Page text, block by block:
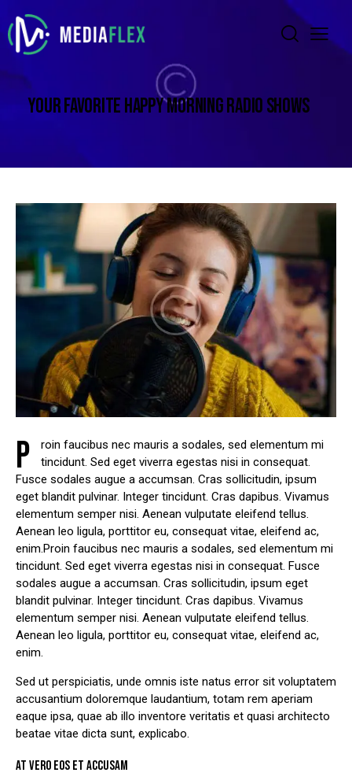
YOUR FAVORITE HAPPY MORNING RADIO SHOWS
P
roin faucibus nec mauris a sodales, sed elementum mi
tincidunt. Sed eget viverra egestas nisi in consequat.
Fusce sodales augue a accumsan. Cras sollicitudin, ipsum
eget blandit pulvinar. Integer tincidunt. Cras dapibus. Vivamus
elementum semper nisi. Aenean vulputate eleifend tellus.
Aenean leo ligula, porttitor eu, consequat vitae, eleifend ac,
enim.Proin faucibus nec mauris a sodales, sed elementum mi
tincidunt. Sed eget viverra egestas nisi in consequat. Fusce
sodales augue a accumsan. Cras sollicitudin, ipsum eget
blandit pulvinar. Integer tincidunt. Cras dapibus. Vivamus
elementum semper nisi. Aenean vulputate eleifend tellus.
Aenean leo ligula, porttitor eu, consequat vitae, eleifend ac,
enim.
Sed ut perspiciatis, unde omnis iste natus error sit voluptatem
accusantium doloremque laudantium, totam rem aperiam
eaque ipsa, quae ab illo inventore veritatis et quasi architecto
beatae vitae dicta sunt, explicabo.
AT VERO EOS ET ACCUSAM